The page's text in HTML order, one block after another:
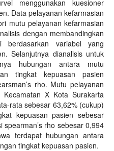
menggunakan kuesioner
Data pelayanan kefarmasian
mutu pelayanan kefarmasian
dengan membandingkan
variabel yang
Selanjutnya dianalisis untuk
hubungan antara mutu
tingkat kepuasan pasien
rho. Mutu pelayanan
X Kota Surakarta
rata sebesar 63,62% (cukup)
kepuasan pasien sebesar
rho sebesar 0,994
terdapat hubungan antara
tingkat kepuasan pasien.